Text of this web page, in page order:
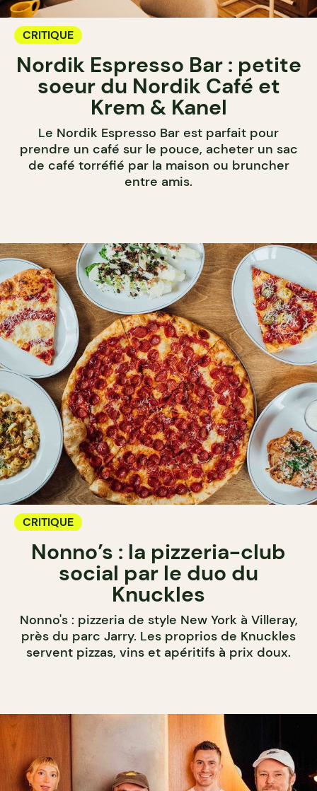
CRITIQUE
Nordik Espresso Bar : petite
soeur du Nordik Café et
Krem & Kanel
Le Nordik Espresso Bar est parfait pour
prendre un café sur le pouce, acheter un sac
de café torréfié par la maison ou bruncher
entre amis.
CRITIQUE
Nonno’s : la pizzeria-club
social par le duo du
Knuckles
Nonno's : pizzeria de style New York à Villeray,
près du parc Jarry. Les proprios de Knuckles
servent pizzas, vins et apéritifs à prix doux.